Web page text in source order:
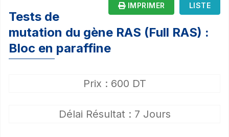
LISTE
IMPRIMER
Tests de
mutation du gène RAS (Full RAS) :
Bloc en paraffine
Prix : 600 DT
Délai Résultat : 7 Jours